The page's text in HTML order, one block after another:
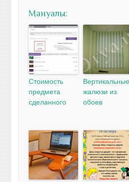
Мануалы:
Стоимость
предмета
сделанного
Вертикальные
жалюзи из
обоев